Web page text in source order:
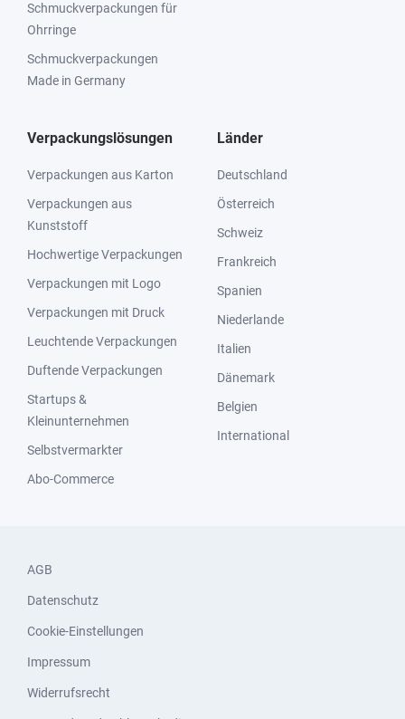
Schmuckverpackungen für
Ohrringe
Schmuckverpackungen
Made in Germany
Verpackungslösungen
Verpackungen aus Karton
Verpackungen aus
Kunststoff
Hochwertige Verpackungen
Verpackungen mit Logo
Verpackungen mit Druck
Leuchtende Verpackungen
Duftende Verpackungen
Startups &
Kleinunternehmen
Selbstvermarkter
Abo-Commerce
Länder
Deutschland
Österreich
Schweiz
Frankreich
Spanien
Niederlande
Italien
Dänemark
Belgien
International
AGB
Datenschutz
Cookie-Einstellungen
Impressum
Widerrufsrecht